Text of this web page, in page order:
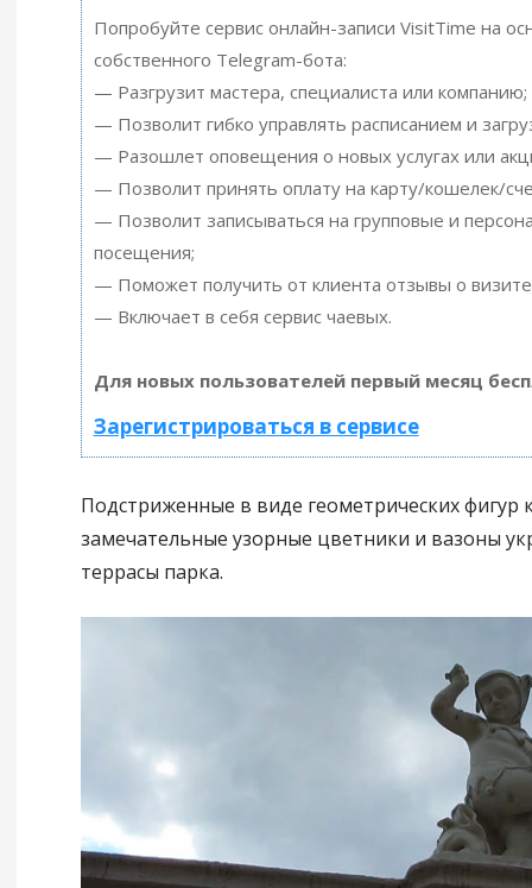
Попробуйте сервис онлайн-записи VisitTime на
собственного Telegram-бота:
— Разгрузит мастера, специалиста или компанию;
— Позволит гибко управлять расписанием и
— Разошлет оповещения о новых услугах или
— Позволит принять оплату на карту/кошелек/
— Позволит записываться на групповые и
посещения;
— Поможет получить от клиента отзывы о визите
— Включает в себя сервис чаевых.
Для новых пользователей первый месяц
Зарегистрироваться в сервисе
Подстриженные в виде геометрических фигур
замечательные узорные цветники и вазоны
террасы парка.